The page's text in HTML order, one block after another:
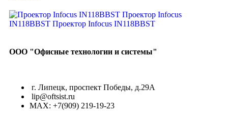
ООО "Офисные технологии и системы"
г. Липецк, проспект Победы, д.29А
lip@oftsist.ru
МАХ: +7(909) 219-19-23